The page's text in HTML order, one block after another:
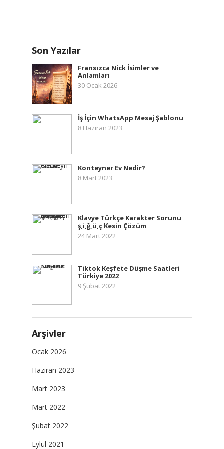
Son Yazılar
Fransızca Nick İsimler ve
Anlamları
30 Ocak 2026
İş İçin WhatsApp Mesaj Şablonu
8 Haziran 2023
Konteyner Ev Nedir?
8 Mart 2023
Klavye Türkçe Karakter Sorunu
ş,i,ğ,ü,ç Kesin Çözüm
24 Mart 2022
Tiktok Keşfete Düşme Saatleri
Türkiye 2022
9 Şubat 2022
Arşivler
Ocak 2026
Haziran 2023
Mart 2023
Mart 2022
Şubat 2022
Eylül 2021